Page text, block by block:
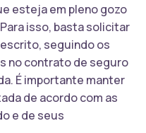
esteja em pleno gozo
isso, basta solicitar
seguindo os
no contrato de seguro
É importante manter
de acordo com as
e de seus